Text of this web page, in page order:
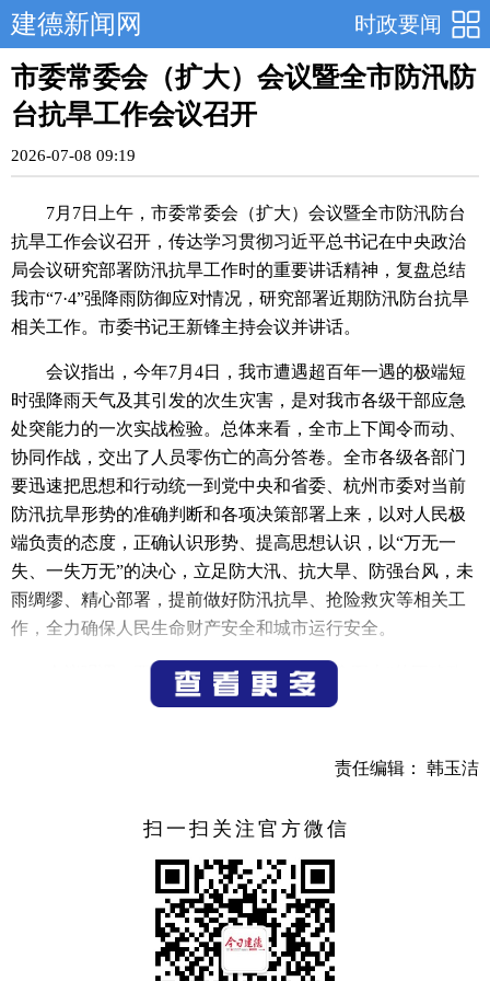
时政要闻
建德新闻网
市委常委会（扩大）会议暨全市防汛防
台抗旱工作会议召开
2026-07-08 09:19
7月7日上午，市委常委会（扩大）会议暨全市防汛防台
抗旱工作会议召开，传达学习贯彻习近平总书记在中央政治
局会议研究部署防汛抗旱工作时的重要讲话精神，复盘总结
我市“7·4”强降雨防御应对情况，研究部署近期防汛防台抗旱
相关工作。市委书记王新锋主持会议并讲话。
会议指出，今年7月4日，我市遭遇超百年一遇的极端短
时强降雨天气及其引发的次生灾害，是对我市各级干部应急
处突能力的一次实战检验。总体来看，全市上下闻令而动、
协同作战，交出了人员零伤亡的高分答卷。全市各级各部门
要迅速把思想和行动统一到党中央和省委、杭州市委对当前
防汛抗旱形势的准确判断和各项决策部署上来，以对人民极
端负责的态度，正确认识形势、提高思想认识，以“万无一
失、一失万无”的决心，立足防大汛、抗大旱、防强台风，未
雨绸缪、精心部署，提前做好防汛抗旱、抢险救灾等相关工
作，全力确保人民生命财产安全和城市运行安全。
会议强调，要深入践行“人民至上、生命至上”的正确政
绩观，始终把人民生命安全放在首位，以更高标准、更实举
数”的工作责任，确保应知应会，严格落实值班值守、领导带
统筹救援力量和资源，确保行动快速、高效、精准。要夯实
基层基础、建强村社队伍，充分发挥基层党组织战斗堡垒作
用和党员先锋模范作用。要高质高效推进灾后恢复工作，严
防各类次生灾害，守住公共卫生安全底线，做好转移群众安
置保障，充分争取三级联动支持，确保受灾群众尽快恢复正
常生产生活秩序。要加强源头治理，加快研究偏远自然村人
责任编辑： 韩玉洁
扫一扫关注官方微信